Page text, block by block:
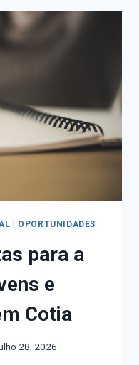
OPORTUNIDADES
para a
e
Cotia
28, 2026